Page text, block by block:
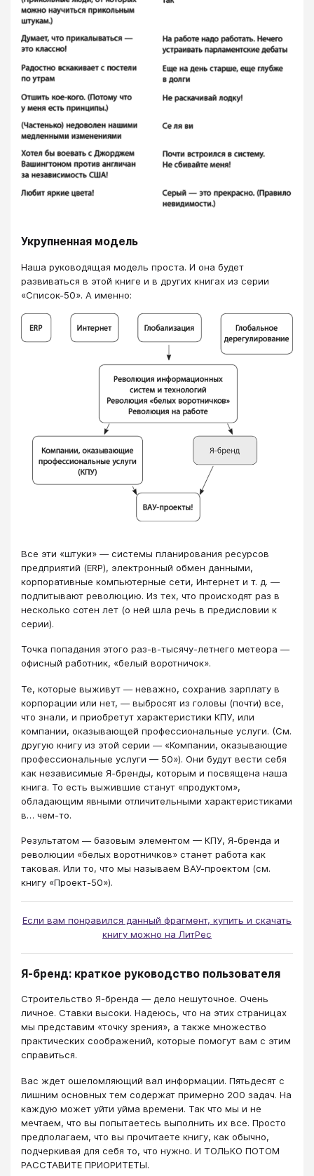
Укрупненная модель
Наша руководящая модель проста. И она будет
развиваться в этой книге и в других книгах из серии
«Список-50». А именно:
Все эти «штуки» — системы планирования ресурсов
предприятий (ERP), электронный обмен данными,
корпоративные компьютерные сети, Интернет и т. д. —
подпитывают революцию. Из тех, что происходят раз в
несколько сотен лет (о ней шла речь в предисловии к
серии).
Точка попадания этого раз-в-тысячу-летнего метеора —
офисный работник, «белый воротничок».
Те, которые выживут — неважно, сохранив зарплату в
корпорации или нет, — выбросят из головы (почти) все,
что знали, и приобретут характеристики КПУ, или
компании, оказывающей профессиональные услуги. (См.
другую книгу из этой серии — «Компании, оказывающие
профессиональные услуги — 50»). Они будут вести себя
как независимые Я-бренды, которым и посвящена наша
книга. То есть выжившие станут «продуктом»,
обладающим явными отличительными характеристиками
в… чем-то.
Результатом — базовым элементом — КПУ, Я-бренда и
революции «белых воротничков» станет работа как
таковая. Или то, что мы называем ВАУ-проектом (см.
книгу «Проект-50»).
Если вам понравился данный фрагмент, купить и скачать
книгу можно на ЛитРес
Я-бренд: краткое руководство пользователя
Строительство Я-бренда — дело нешуточное. Очень
личное. Ставки высоки. Надеюсь, что на этих страницах
мы представим «точку зрения», а также множество
практических соображений, которые помогут вам с этим
справиться.
Вас ждет ошеломляющий вал информации. Пятьдесят с
лишним основных тем содержат примерно 200 задач. На
каждую может уйти уйма времени. Так что мы и не
мечтаем, что вы попытаетесь выполнить их все. Просто
предполагаем, что вы прочитаете книгу, как обычно,
подчеркивая для себя то, что нужно. И ТОЛЬКО ПОТОМ
РАССТАВИТЕ ПРИОРИТЕТЫ.